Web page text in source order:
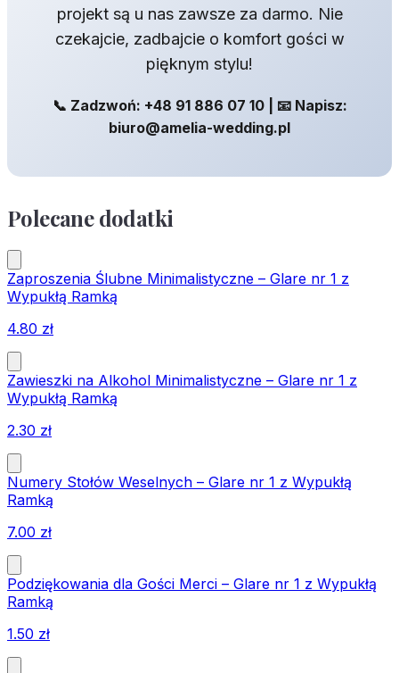
projekt są u nas zawsze za darmo. Nie
czekajcie, zadbajcie o komfort gości w
pięknym stylu!
📞 Zadzwoń: +48 91 886 07 10 | 📧 Napisz:
biuro@amelia-wedding.pl
Polecane dodatki
Zaproszenia Ślubne Minimalistyczne – Glare nr 1 z
Wypukłą Ramką
4.80 zł
Zawieszki na Alkohol Minimalistyczne – Glare nr 1 z
Wypukłą Ramką
2.30 zł
Numery Stołów Weselnych – Glare nr 1 z Wypukłą
Ramką
7.00 zł
Podziękowania dla Gości Merci – Glare nr 1 z Wypukłą
Ramką
1.50 zł